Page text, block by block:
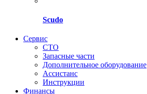
Scudo
Сервис
СТО
Запасные части
Дополнительное оборудование
Ассистанс
Инструкции
Финансы